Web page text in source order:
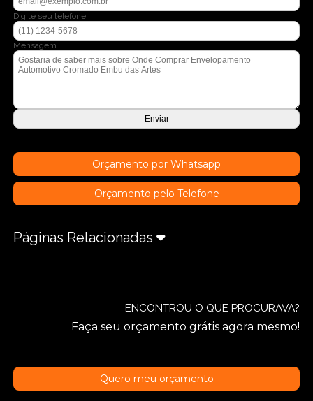
Digite seu telefone
Mensagem
Orçamento por Whatsapp
Orçamento pelo Telefone
Páginas Relacionadas
ENCONTROU O QUE PROCURAVA?
Faça seu orçamento grátis agora mesmo!
Quero meu orçamento